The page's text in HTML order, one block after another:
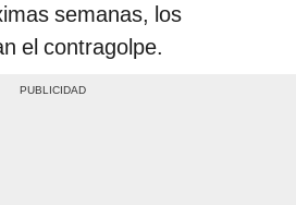
semanas, los
el contragolpe.